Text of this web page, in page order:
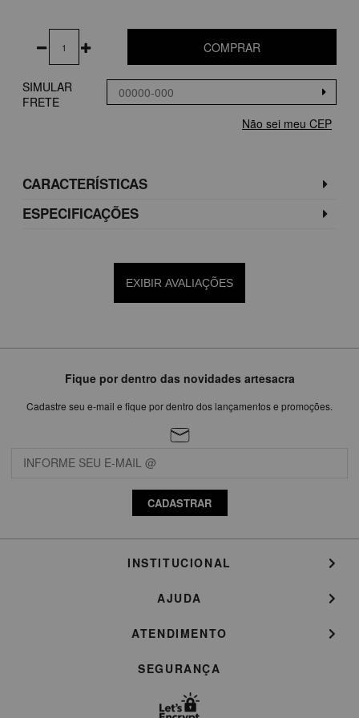
COMPRAR
SIMULAR
FRETE
Não sei meu CEP
CARACTERÍSTICAS
ESPECIFICAÇÕES
EXIBIR AVALIAÇÕES
Fique por dentro das novidades artesacra
Cadastre seu e-mail e fique por dentro dos lançamentos e promoções.
CADASTRAR
INSTITUCIONAL
AJUDA
ATENDIMENTO
SEGURANÇA